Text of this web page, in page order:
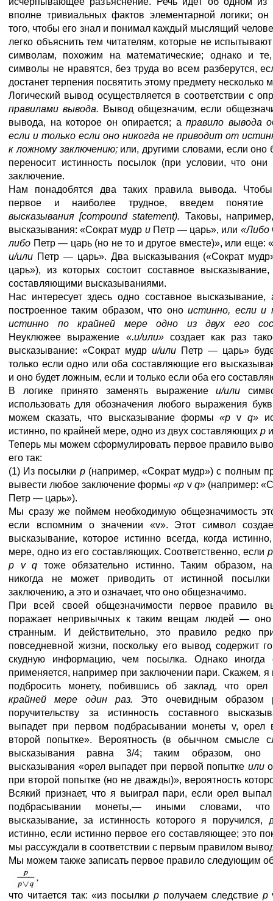
вполне тривиальных фактов элементарной логики; он
того, чтобы его знал и понимал каждый мыслящий
легко объяснить тем читателям, которые не
символам, похожим на математические; однако и
символы не нравятся, без труда во всем разберутся,
достанет терпения посвятить этому предмету несколько
Логический вывод осуществляется в соответствии с
правилами вывода. Вывод общезначим, если
вывода, на которое он опирается; а правило вывода
если и только если оно никогда не приводит от
к ложному заключению; или, другими словами, если оно
переносит истинность посылок (при условии, что
заключение.
Нам понадобятся два таких правила вывода. Чтобы
первое и наиболее трудное, введем
высказывания [compound statement). Таковы,
высказывания: «Сократ мудр и Петр — царь», или «Либо
либо Петр — царь (но не то и другое вместе)», или еще:
и/или Петр — царь». Два высказывания («Сократ
царь»), из которых состоит составное
составляющими высказываниями.
Нас интересует здесь одно составное
построенное таким образом, что оноистинно, если и
истинно по крайней мере одно из двух его
Неуклюжее выражение «.и/или» создает как раз
высказывание: «Сократ мудр и/или Петр — царь»
только если одно или оба составляющие его
и оно будет ложным, если и только если оба его
В логике принято заменять выражениеи/или
использовать для обозначения любого выражения
можем сказать, что высказывание формы«рvq»
истинно, по крайней мере, одно из двух составляющих р
Теперь мы можем сформулировать первое правило
его так:
(1) Из посылки р (например, «Сократ мудр») с полным
вывести любое заключение формы«р v q» (например:
Петр — царь»).
Мы сразу же поймем необходимую общезначимость
если вспомним о значении «v». Этот символ
высказывание, которое истинно всегда, когда
мере, одно из его составляющих. Соответственно, если
р v q тоже обязательно истинно. Таким образом,
никогда не может приводить от истинной
заключению, а это и означает, что оно общезначимо.
При всей своей общезначимости первое правило
поражает непривычных к таким вещам людей — оно
странным. И действительно, это правило редко
повседневной жизни, поскольку его вывод содержит
скудную информацию, чем посылка. Однако
применяется, например при заключении пари. Скажем,
подбросить монету, побившись об заклад, что
крайней мере один раз. Это очевидным образом
поручительству за истинность составного
выпадет при первом подбрасывании монеты v, орел
второй попытке». Вероятность (в обычном смысле
высказывания равна 3/4; таким образом, оно
высказывания «орел выпадет при первой попытке или
при второй попытке (но не дважды)», вероятность
Всякий признает, что я выиграл пари, если орел
подбрасывании монеты,— иными словами, что
высказывание, за истинность которого я поручился,
истинно, если истинно первое его составляющее; это
мы рассуждали в соответствии с первым правилом
Мы можем также записать первое правило следующим
что читается так: «из посылкир получаем следствие р